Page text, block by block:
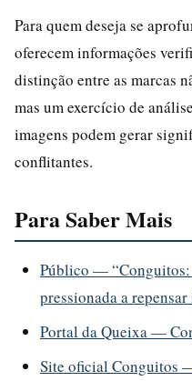
Para quem deseja se
oferecem informações
distinção entre as marcas
mas um exercício de
imagens podem gerar
conflitantes.
Para Saber Mais
Público — “Conguitos:
pressionada a repensar
Portal da Queixa —
Site oficial Conguitos